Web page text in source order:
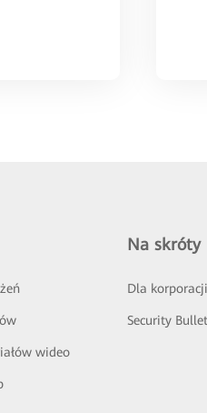
wideo
Na skróty
Dla korporacji
Security